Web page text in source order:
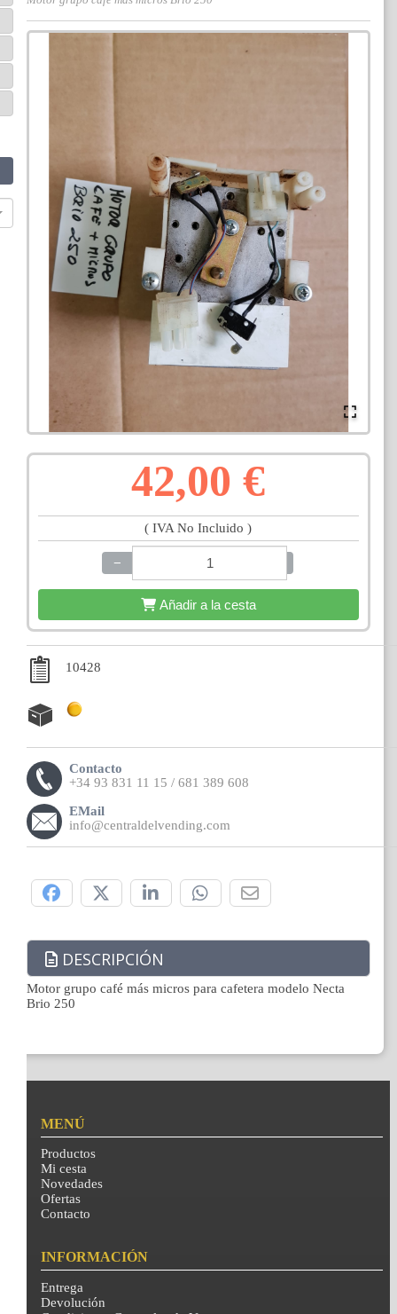
42,00 €
( IVA No Incluido )
−
Añadir a la cesta
10428
Contacto
+34 93 831 11 15 / 681 389 608
EMail
info@centraldelvending.com
DESCRIPCIÓN
Motor grupo café más micros para cafetera modelo Necta
Brio 250
MENÚ
Productos
Mi cesta
Novedades
Ofertas
Contacto
INFORMACIÓN
Entrega
Devolución